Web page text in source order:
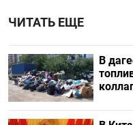
ЧИТАТЬ ЕЩЕ
В